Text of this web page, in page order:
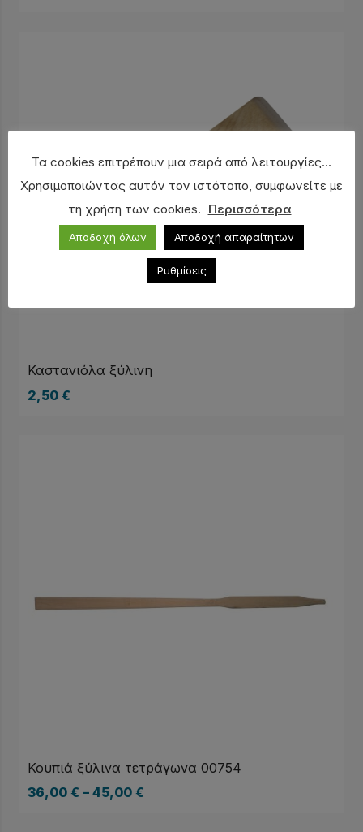
Καστανιόλα ξύλινη
2,50 €
Κουπιά ξύλινα τετράγωνα 00754
36,00 € – 45,00 €
Τα cookies επιτρέπουν μια σειρά από λειτουργίες...
Χρησιμοποιώντας αυτόν τον ιστότοπο, συμφωνείτε με
τη χρήση των cookies. Περισσότερα
Αποδοχή όλων Αποδοχή απαραίτητων
Ρυθμίσεις